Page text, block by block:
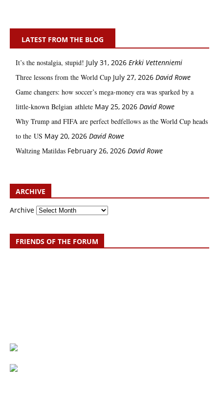
LATEST FROM THE BLOG
It’s the nostalgia, stupid! July 31, 2026 Erkki Vetten­­niemi
Three lessons from the World Cup July 27, 2026 David Rowe
Game changers: how soccer’s mega‑money era was sparked by a
little‑known Belgian athlete May 25, 2026 David Rowe
Why Trump and FIFA are perfect bedfellows as the World Cup heads
to the US May 20, 2026 David Rowe
Waltzing Matildas February 26, 2026 David Rowe
ARCHIVE
Archive
FRIENDS OF THE FORUM